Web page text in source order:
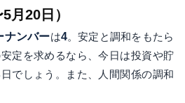
月20日）
ナンバーは4。安定と調和をもたら
定を求めるなら、今日は投資や貯
でしょう。また、人間関係の調和